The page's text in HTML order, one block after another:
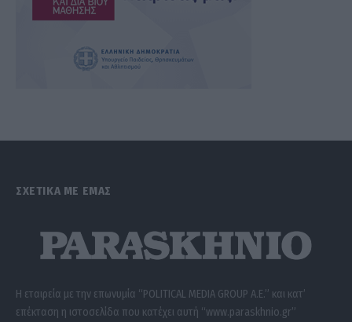
ΣΧΕΤΙΚΑ ΜΕ ΕΜΑΣ
Η εταιρεία με την επωνυμία “POLITICAL MEDIA GROUP A.E.” και κατ’
επέκταση η ιστοσελίδα που κατέχει αυτή “www.paraskhnio.gr”